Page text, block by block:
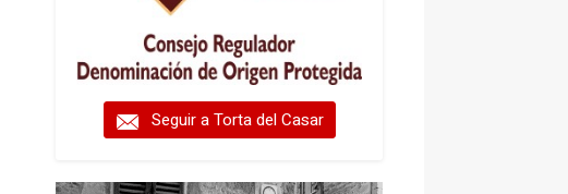
Seguir a Torta del Casar